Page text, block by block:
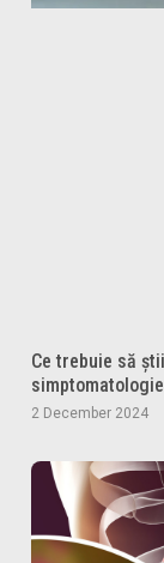
Ce trebuie să
2 December 2024